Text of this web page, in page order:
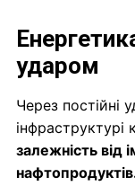
ударом
Через постійні
інфраструктурі
залежність від